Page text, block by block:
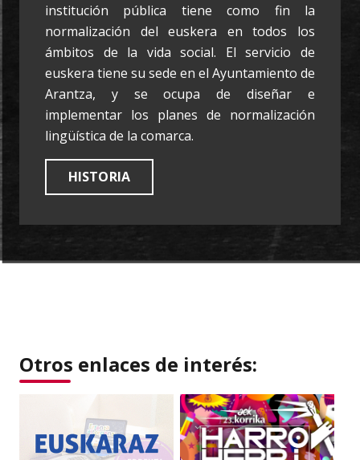
institución pública tiene como fin la
normalización del euskera en todos los
ámbitos de la vida social. El servicio de
euskera tiene su sede en el Ayuntamiento de
Arantza, y se ocupa de diseñar e
implementar los planes de normalización
lingüística de la comarca.
HISTORIA
Otros enlaces de interés: